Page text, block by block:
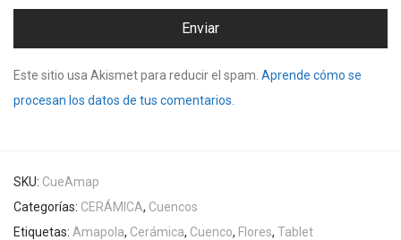
Este sitio usa Akismet para reducir el spam. Aprende cómo se
procesan los datos de tus comentarios.
SKU: CueAmap
Categorías: CERÁMICA, Cuencos
Etiquetas: Amapola, Cerámica, Cuenco, Flores, Tablet